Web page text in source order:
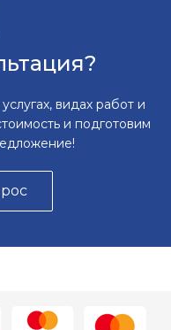
видах работ и
и подготовим